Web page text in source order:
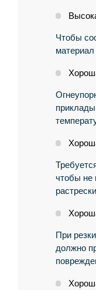
Чтобы
чтобы не
При
должно